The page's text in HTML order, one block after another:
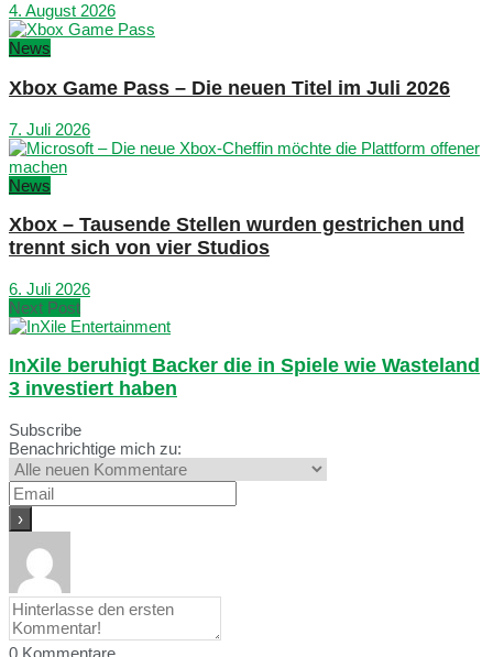
4. August 2026
News
Xbox Game Pass – Die neuen Titel im Juli 2026
7. Juli 2026
News
Xbox – Tausende Stellen wurden gestrichen und
trennt sich von vier Studios
6. Juli 2026
Next Post
InXile beruhigt Backer die in Spiele wie Wasteland
3 investiert haben
Subscribe
Benachrichtige mich zu:
0 Kommentare